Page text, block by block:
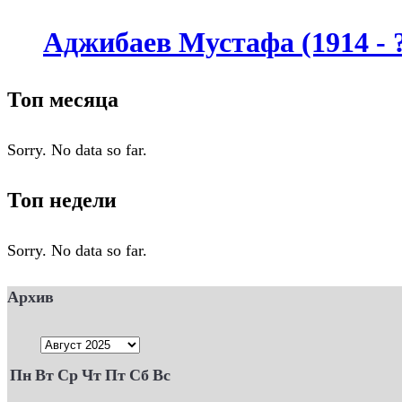
Аджибаев Мустафа (1914 -
Топ месяца
Sorry. No data so far.
Топ недели
Sorry. No data so far.
Архив
Пн Вт Ср Чт Пт Сб Вс